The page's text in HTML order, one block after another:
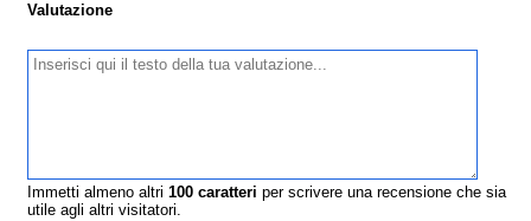
Valutazione
Immetti almeno altri100 caratteri per scrivere una recensione che sia
utile agli altri visitatori.